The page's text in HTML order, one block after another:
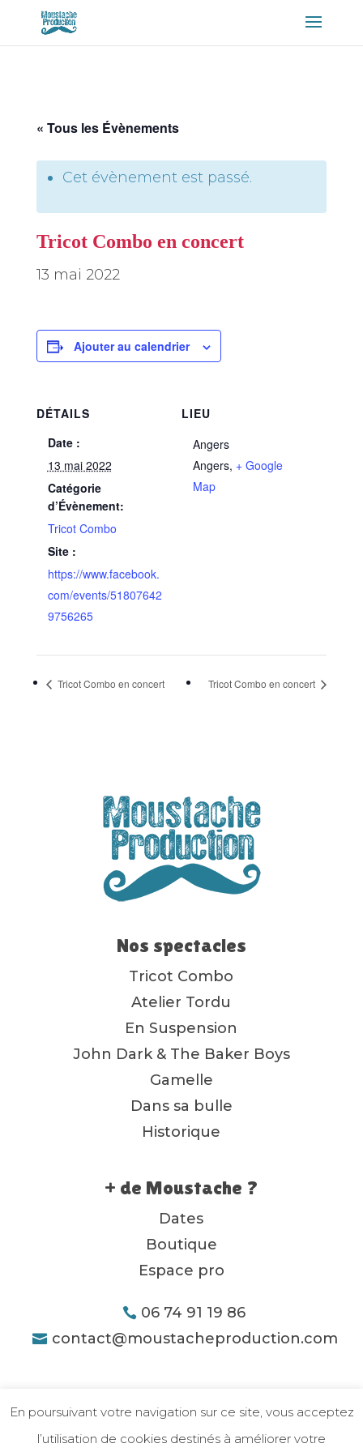
« Tous les Évènements
Cet évènement est passé.
Tricot Combo en concert
13 mai 2022
Ajouter au calendrier
DÉTAILS
Date :
13 mai 2022
Catégorie
d’Évènement:
Tricot Combo
Site :
https://www.facebook.
com/events/51807642
9756265
LIEU
Angers
Angers, + Google
Map
Tricot Combo en concert Tricot Combo en concert
Nos spectacles
Tricot Combo
Atelier Tordu
En Suspension
John Dark & The Baker Boys
Gamelle
Dans sa bulle
Historique
+ de Moustache ?
Dates
Boutique
Espace pro
06 74 91 19 86
contact@moustacheproduction.com
En poursuivant votre navigation sur ce site, vous acceptez
l’utilisation de cookies destinés à améliorer votre